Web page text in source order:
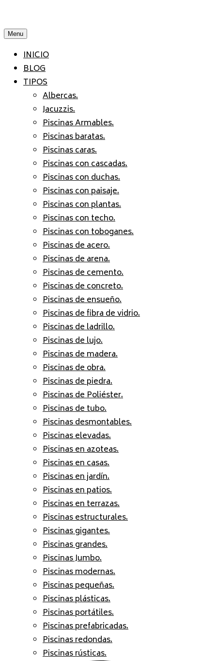
Menu
INICIO
BLOG
TIPOS
Albercas.
Jacuzzis.
Piscinas Armables.
Piscinas baratas.
Piscinas caras.
Piscinas con cascadas.
Piscinas con duchas.
Piscinas con paisaje.
Piscinas con plantas.
Piscinas con techo.
Piscinas con toboganes.
Piscinas de acero.
Piscinas de arena.
Piscinas de cemento.
Piscinas de concreto.
Piscinas de ensueño.
Piscinas de fibra de vidrio.
Piscinas de ladrillo.
Piscinas de lujo.
Piscinas de madera.
Piscinas de obra.
Piscinas de piedra.
Piscinas de Poliéster.
Piscinas de tubo.
Piscinas desmontables.
Piscinas elevadas.
Piscinas en azoteas.
Piscinas en casas.
Piscinas en jardín.
Piscinas en patios.
Piscinas en terrazas.
Piscinas estructurales.
Piscinas gigantes.
Piscinas grandes.
Piscinas Jumbo.
Piscinas modernas.
Piscinas pequeñas.
Piscinas plásticas.
Piscinas portátiles.
Piscinas prefabricadas.
Piscinas redondas.
Piscinas rústicas.